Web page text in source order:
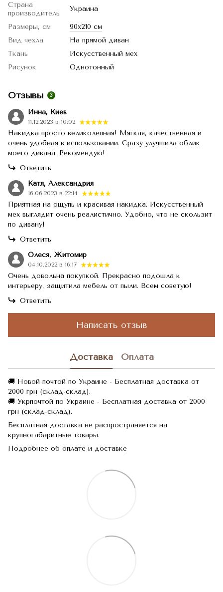
Страна
производитель
Украина
Размеры, см
90x210 см
Вид чехла
На прямой диван
Ткань
Искусственный мех
Рисунок
Однотонный
Отзывы 3
Инна, Киев
11.12.2023 в 10:02
Накидка просто великолепная! Мягкая, качественная и
очень удобная в использовании. Сразу улучшила облик
моего дивана. Рекомендую!
Ответить
Катя, Александрия
16.06.2023 в 22:14
Приятная на ощупь и красивая накидка. Искусственный
мех выглядит очень реалистично. Удобно, что не скользит
по дивану!
Ответить
Олеся, Житомир
04.10.2022 в 16:17
Очень довольна покупкой. Прекрасно подошла к
интерьеру, защитила мебель от пыли. Всем советую!
Ответить
Написать отзыв
Доставка Оплата
🚚 Новой почтой по Украине - Бесплатная доставка от
2000 грн (склад-склад).
🚚 Укрпочтой по Украине - Бесплатная доставка от 2000
грн (склад-склад).
Бесплатная доставка не распространяется на
крупногабаритные товары.
Подробнее об оплате и доставке